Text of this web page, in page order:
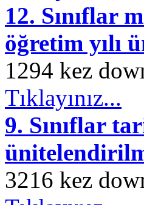
12. Sınıflar
öğretim yılı
1294 kez
Tıklayınız...
9. Sınıflar
3216 kez